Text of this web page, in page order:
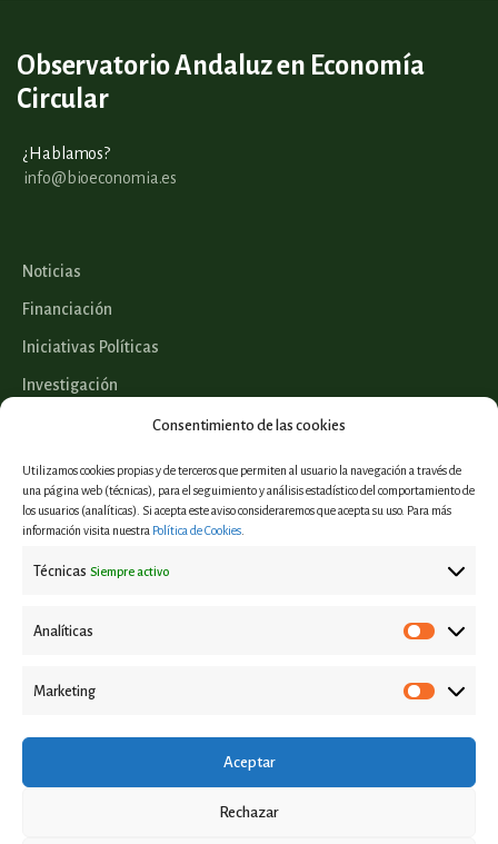
Consentimiento de las cookies
Utilizamos cookies propias y de terceros que permiten al usuario la navegación a través de
una página web (técnicas), para el seguimiento y análisis estadístico del comportamiento de
los usuarios (analíticas). Si acepta este aviso consideraremos que acepta su uso. Para más
información visita nuestra Política de Cookies
Técnicas Siempre activo
Analíticas
Marketing
Aceptar
Rechazar
Observatorio Andaluz en Economía
Circular
¿Hablamos?
info@bioeconomia.es
Noticias
Financiación
Iniciativas Políticas
Investigación
Proyectos
Eventos